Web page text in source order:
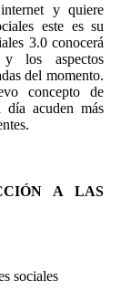
y quiere
este es su
3.0 conocerá
los aspectos
del momento.
concepto de
día acuden más
A LAS
sociales